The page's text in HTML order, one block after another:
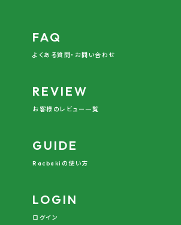
FAQ
よくある質問・お問い合わせ
REVIEW
お客様のレビュー一覧
GUIDE
Racbakiの使い方
LOGIN
ログイン